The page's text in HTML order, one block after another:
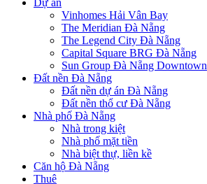
Dự án
Vinhomes Hải Vân Bay
The Meridian Đà Nẵng
The Legend City Đà Nẵng
Capital Square BRG Đà Nẵng
Sun Group Đà Nẵng Downtown
Đất nền Đà Nẵng
Đất nền dự án Đà Nẵng
Đất nền thổ cư Đà Nẵng
Nhà phố Đà Nẵng
Nhà trong kiệt
Nhà phố mặt tiền
Nhà biệt thự, liền kề
Căn hộ Đà Nẵng
Thuê